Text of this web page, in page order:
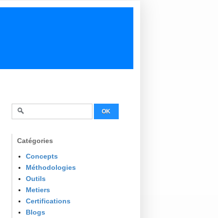
Catégories
Concepts
Méthodologies
Outils
Metiers
Certifications
Blogs